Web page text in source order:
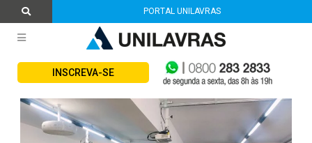
PORTAL UNILAVRAS
INSCREVA-SE